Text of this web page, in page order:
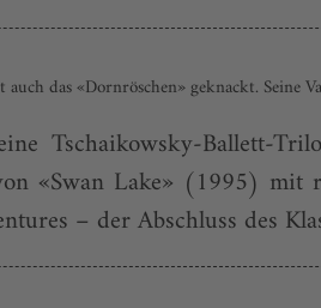
das «Dornröschen» geknackt.
Tschaikowsky-Ballett-
«Swan Lake» (1995)
– der Abschluss des